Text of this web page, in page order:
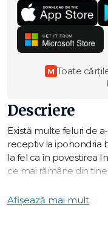
M Toate
Descriere
Există multe feluri de
receptiv la ipohondria
la fel ca în povestirea
ce mai rămâne din
Afișează mai mult